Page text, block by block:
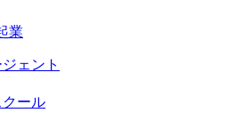
業
ェント
ール